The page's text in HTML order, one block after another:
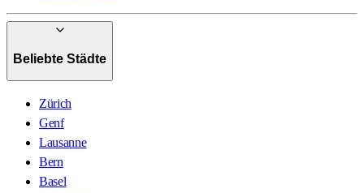
Beliebte Städte
Zürich
Genf
Lausanne
Bern
Basel